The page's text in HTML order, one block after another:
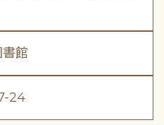
館
24